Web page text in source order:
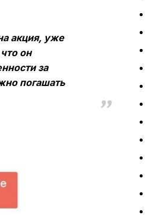
акция, уже
он
за
погашать